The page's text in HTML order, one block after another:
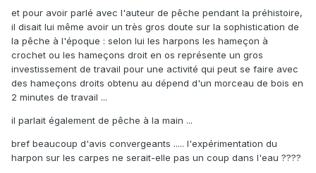
et pour avoir parlé avec l'auteur de pêche pendant la préhistoire,
il disait lui même avoir un très gros doute sur la sophistication de
la pêche à l'époque : selon lui les harpons les hameçon à
crochet ou les hameçons droit en os représente un gros
investissement de travail pour une activité qui peut se faire avec
des hameçons droits obtenu au dépend d'un morceau de bois en
2 minutes de travail ...
il parlait également de pêche à la main ...
bref beaucoup d'avis convergeants ..... l'expérimentation du
harpon sur les carpes ne serait-elle pas un coup dans l'eau ????